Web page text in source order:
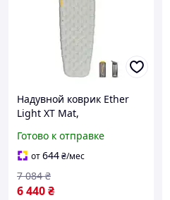
Надувной коврик Ether
Light XT Mat,
to Summit |neper-9327|
Готово к отправке
от644₴/мес
6 440₴
7 084 ₴